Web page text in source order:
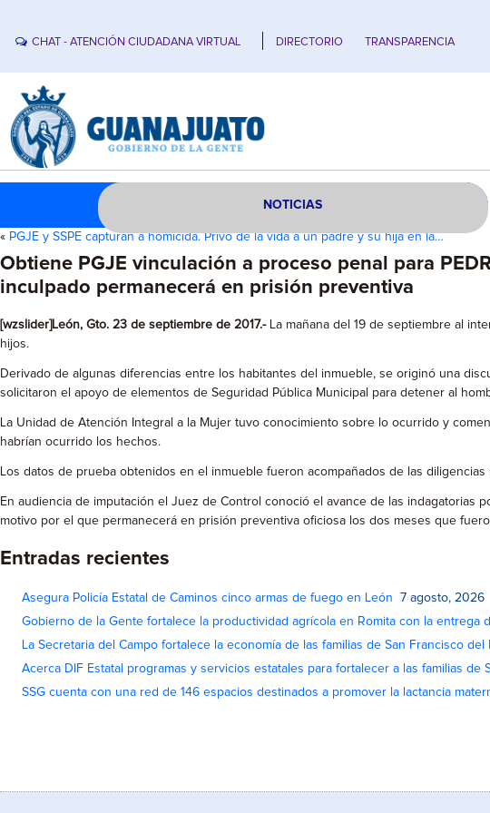
CHAT - ATENCIÓN CIUDADANA VIRTUAL DIRECTORIO TRANSPARENCIA
NOTICIAS
« PGJE y SSPE capturan a homicida. Privó de la vida a un padre y su hija en la…
Obtiene PGJE vinculación a proceso penal para
inculpado permanecerá en prisión preventiva
[wzslider]León, Gto. 23 de septiembre de 2017.-La mañana del 19 de septiembre al
hijos.
Derivado de algunas diferencias entre los habitantes del inmueble, se originó una
solicitaron el apoyo de elementos de Seguridad Pública Municipal para detener al
La Unidad de Atención Integral a la Mujer tuvo conocimiento sobre lo ocurrido y
habrían ocurrido los hechos.
Los datos de prueba obtenidos en el inmueble fueron acompañados de las
En audiencia de imputación el Juez de Control conoció el avance de las indagatorias
motivo por el que permanecerá en prisión preventiva oficiosa los dos meses que
Entradas recientes
Asegura Policía Estatal de Caminos cinco armas de fuego en León
7 agosto, 2026
Gobierno de la Gente fortalece la productividad agrícola en Romita con la entrega
La Secretaria del Campo fortalece la economía de las familias de San Francisco
Acerca DIF Estatal programas y servicios estatales para fortalecer a las familias de
SSG cuenta con una red de 146 espacios destinados a promover la lactancia